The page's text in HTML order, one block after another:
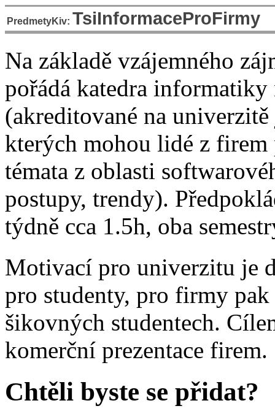
PredmetyKiv: TsiInformaceProFirmy
Na základě vzájemného
pořádá katedra
(akreditované na
kterých mohou lidé z firem
témata z oblasti
postupy, trendy).
týdně cca 1.5h, oba
Motivací pro univerzitu je
pro studenty, pro firmy
šikovných studentech.
komerční prezentace firem.
Chtěli byste se přidat?